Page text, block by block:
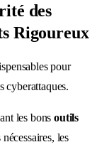
des
Rigoureux
pour
cyberattaques.
les bonsoutils
les